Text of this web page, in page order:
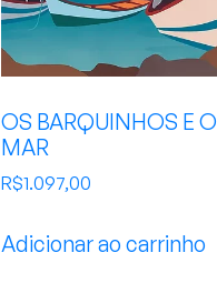
OS BARQUINHOS E O
MAR
R$1.097,00
Adicionar ao carrinho